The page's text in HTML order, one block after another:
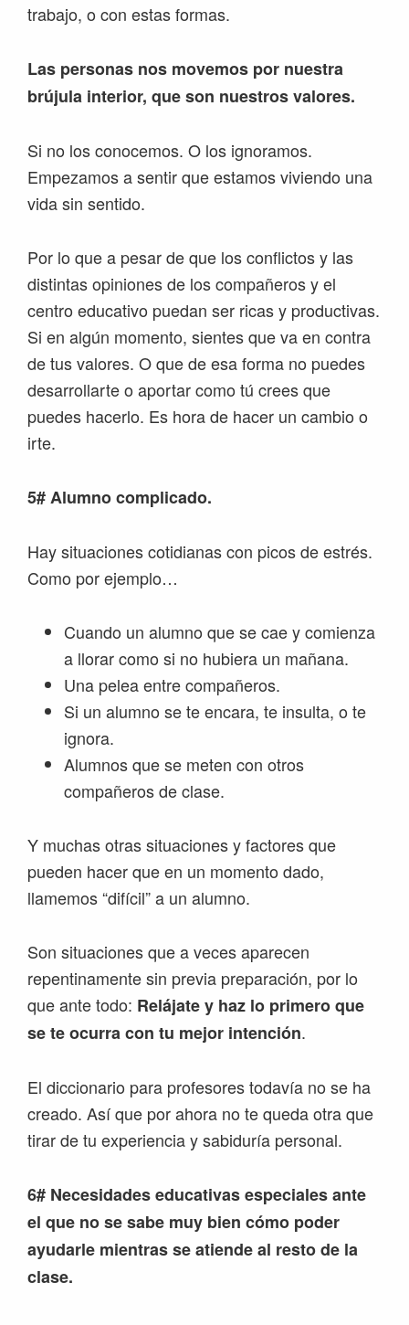
trabajo, o con estas formas.
Las personas nos movemos por nuestra
brújula interior, que son nuestros valores.
Si no los conocemos. O los ignoramos.
Empezamos a sentir que estamos viviendo una
vida sin sentido.
Por lo que a pesar de que los conflictos y las
distintas opiniones de los compañeros y el
centro educativo puedan ser ricas y productivas.
Si en algún momento, sientes que va en contra
de tus valores. O que de esa forma no puedes
desarrollarte o aportar como tú crees que
puedes hacerlo. Es hora de hacer un cambio o
irte.
5# Alumno complicado.
Hay situaciones cotidianas con picos de estrés.
Como por ejemplo…
Cuando un alumno que se cae y comienza
a llorar como si no hubiera un mañana.
Una pelea entre compañeros.
Si un alumno se te encara, te insulta, o te
ignora.
Alumnos que se meten con otros
compañeros de clase.
Y muchas otras situaciones y factores que
pueden hacer que en un momento dado,
llamemos “difícil” a un alumno.
Son situaciones que a veces aparecen
repentinamente sin previa preparación, por lo
que ante todo: Relájate y haz lo primero que
se te ocurra con tu mejor intención.
El diccionario para profesores todavía no se ha
creado. Así que por ahora no te queda otra que
tirar de tu experiencia y sabiduría personal.
6# Necesidades educativas especiales ante
el que no se sabe muy bien cómo poder
ayudarle mientras se atiende al resto de la
clase.